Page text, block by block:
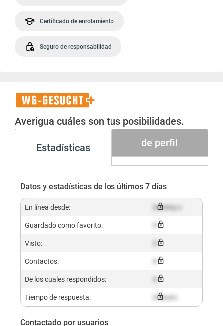
Certificado de enrolamiento
Seguro de responsabilidad
WG-
Gesucht+
Averigua cuáles son tus posibilidades.
Estadísticas de perfil
Datos y estadísticas de los últimos 7 días
En línea desde: Dummy x
Guardado como favorito:
Visto:
Contactos:
De los cuales respondidos:
Tiempo de respuesta: X hours
Contactado por usuarios